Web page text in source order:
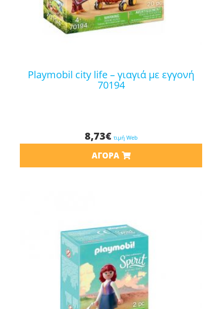
playmobil city life – γιαγιά με εγγονή
70194
8,73€ τιμή Web
ΑΓΟΡΆ